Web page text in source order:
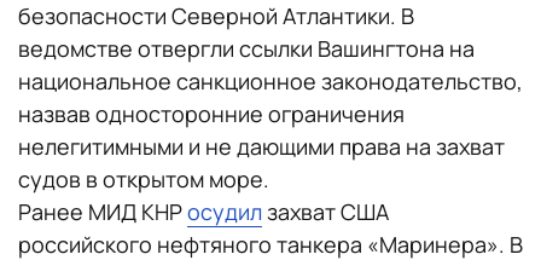
безопасности Северной Атлантики. В
ведомстве отвергли ссылки Вашингтона на
национальное санкционное законодательство,
назвав односторонние ограничения
нелегитимными и не дающими права на захват
судов в открытом море.
Ранее МИД КНРосудилзахват США
российского нефтяного танкера «Маринера». В